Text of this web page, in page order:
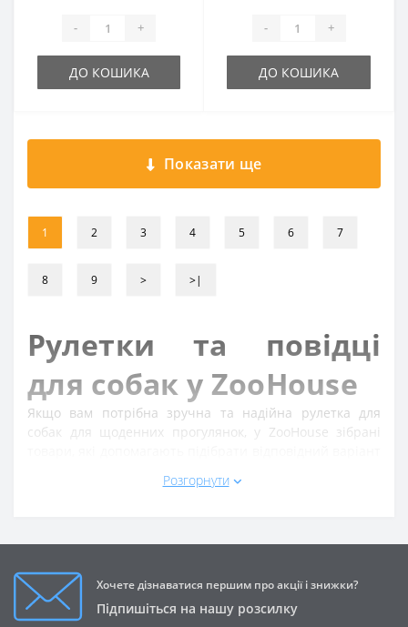
- +
ДО КОШИКА
- +
ДО КОШИКА
Показати ще
1 2 3 4 5 6 7
8 9 > >|
Рулетки та повідці
для собак у ZooHouse
Якщо вам потрібна зручна та надійна рулетка для
собак для щоденних прогулянок, у ZooHouse зібрані
звичним стилем використання. У цій категорії зручно
контролю. Якщо ви хочетеповідець-рулетка купити
допомагає швидше перейти до потрібних товарів і
порівняти доступні моделі.
Розгорнути
Хочете дізнаватися першим про акції і знижки?
Підпишіться на нашу розсилку